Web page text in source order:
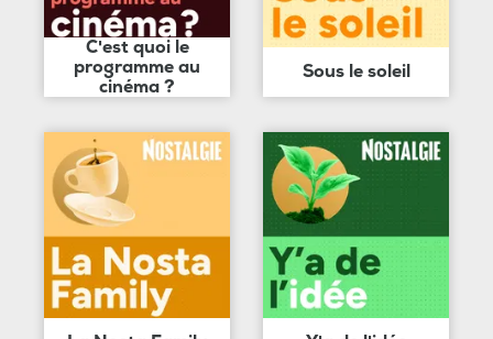
C'est quoi le
programme au
cinéma ?
Sous le soleil